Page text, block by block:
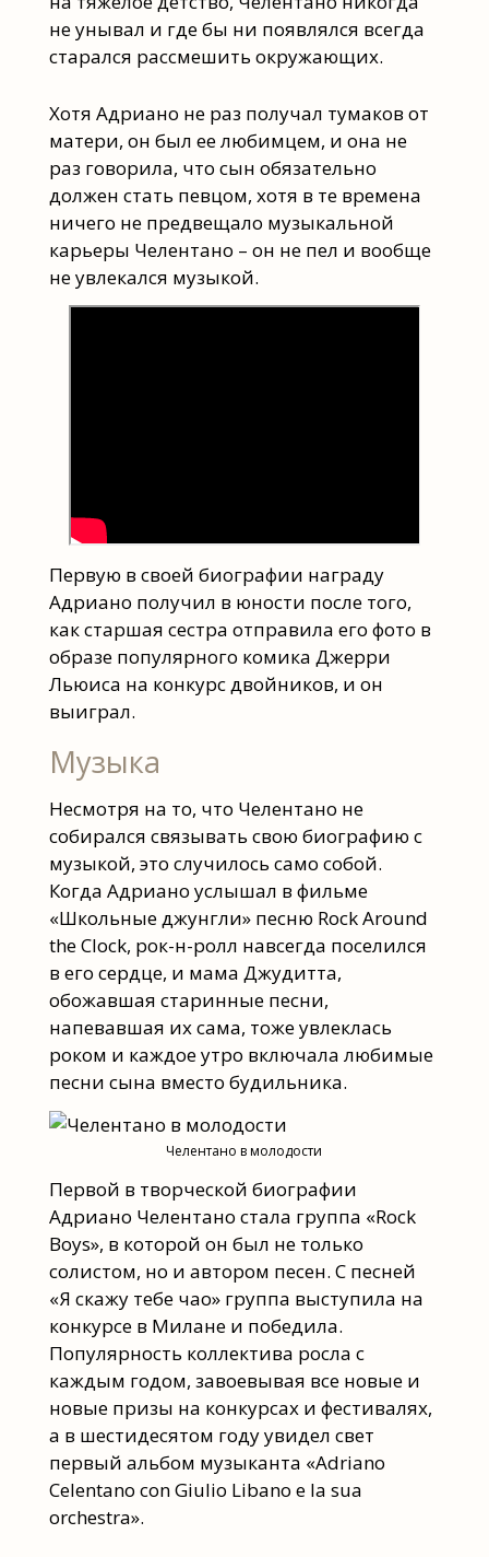
не унывал и где бы ни появлялся всегда
старался рассмешить окружающих.
Хотя Адриано не раз получал тумаков от
матери, он был ее любимцем, и она не
раз говорила, что сын обязательно
должен стать певцом, хотя в те времена
ничего не предвещало музыкальной
карьеры Челентано – он не пел и вообще
не увлекался музыкой.
Первую в своей биографии награду
Адриано получил в юности после того,
как старшая сестра отправила его фото в
образе популярного комика Джерри
Льюиса на конкурс двойников, и он
выиграл.
Музыка
Несмотря на то, что Челентано не
собирался связывать свою биографию с
музыкой, это случилось само собой.
Когда Адриано услышал в фильме
«Школьные джунгли» песню Rock Around
the Clock, рок-н-ролл навсегда поселился
в его сердце, и мама Джудитта,
обожавшая старинные песни,
напевавшая их сама, тоже увлеклась
роком и каждое утро включала любимые
песни сына вместо будильника.
Челентано в молодости
Первой в творческой биографии
Адриано Челентано стала группа «Rock
Boys», в которой он был не только
солистом, но и автором песен. С песней
«Я скажу тебе чао» группа выступила на
конкурсе в Милане и победила.
Популярность коллектива росла с
каждым годом, завоевывая все новые и
новые призы на конкурсах и фестивалях,
а в шестидесятом году увидел свет
первый альбом музыканта «Adriano
Celentano con Giulio Libano e la sua
orchestra».